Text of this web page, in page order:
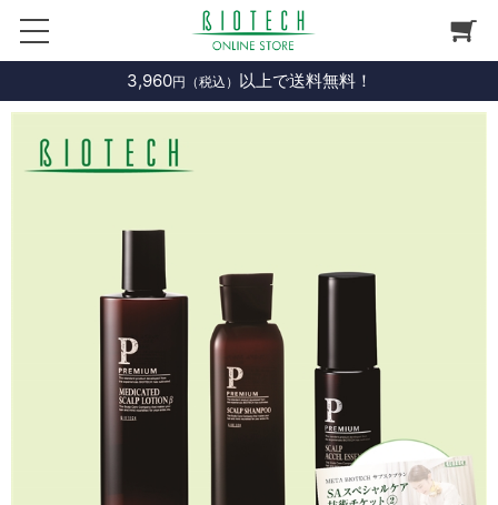
3,960円（税込） 以上で送料無料！